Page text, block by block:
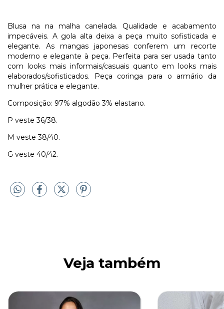
Blusa na na malha canelada. Qualidade e acabamento
impecáveis. A gola alta deixa a peça muito sofisticada e
elegante. As mangas japonesas conferem um recorte
moderno e elegante à peça. Perfeita para ser usada tanto
com looks mais informais/casuais quanto em looks mais
elaborados/sofisticados. Peça coringa para o armário da
mulher prática e elegante.
Composição: 97% algodão 3% elastano.
P veste 36/38.
M veste 38/40.
G veste 40/42.
Veja também